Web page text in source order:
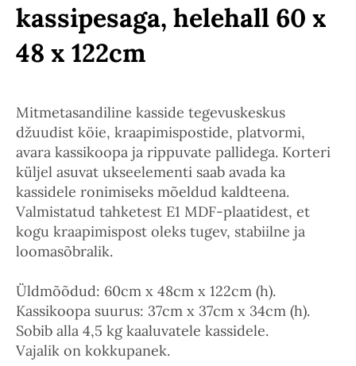
kassipesaga, helehall 60 x
48 x 122cm
Mitmetasandiline kasside tegevuskeskus
džuudist köie, kraapimispostide, platvormi,
avara kassikoopa ja rippuvate pallidega. Korteri
küljel asuvat ukseelementi saab avada ka
kassidele ronimiseks mõeldud kaldteena.
Valmistatud tahketest E1 MDF-plaatidest, et
kogu kraapimispost oleks tugev, stabiilne ja
loomasõbralik.
Üldmõõdud: 60cm x 48cm x 122cm (h).
Kassikoopa suurus: 37cm x 37cm x 34cm (h).
Sobib alla 4,5 kg kaaluvatele kassidele.
Vajalik on kokkupanek.